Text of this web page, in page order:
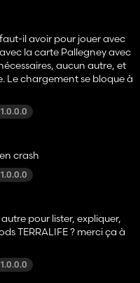
il avoir pour jouer avec
la carte Pallegney avec
aucun autre, et
Le chargement se bloque à
1.0.0.0
crash
1.0.0.0
pour lister, expliquer,
TERRALIFE ? merci ça à
1.0.0.0